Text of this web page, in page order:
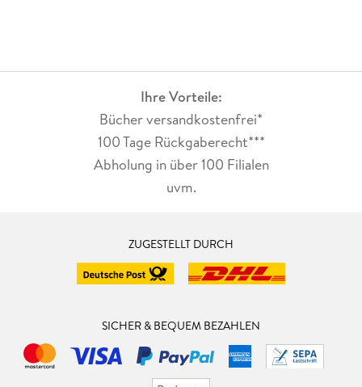
Ihre Vorteile:
Bücher versandkostenfrei*
100 Tage Rückgaberecht***
Abholung in über 100 Filialen
uvm.
ZUGESTELLT DURCH
SICHER & BEQUEM BEZAHLEN